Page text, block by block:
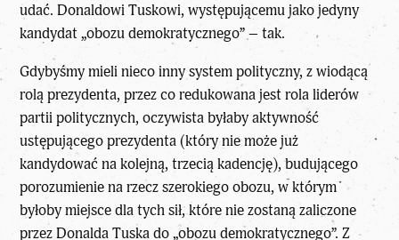
udać. Donaldowi Tuskowi, występującemu jako jedyny
kandydat „obozu demokratycznego” – tak.
Gdybyśmy mieli nieco inny system polityczny, z wiodącą
rolą prezydenta, przez co redukowana jest rola liderów
partii politycznych, oczywista byłaby aktywność
ustępującego prezydenta (który nie może już
kandydować na kolejną, trzecią kadencję), budującego
porozumienie na rzecz szerokiego obozu, w którym
byłoby miejsce dla tych sił, które nie zostaną zaliczone
przez Donalda Tuska do „obozu demokratycznego”. Z